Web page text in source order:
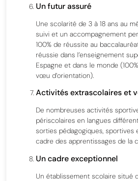
Un futur assuré
Une scolarité de 3 à 18 ans au
suivi et un accompagnement
100% de réussite au
réussie dans l’enseignement
Espagne et dans le monde
vœu d’orientation).
Activités extrascolaires et
De nombreuses activités
périscolaires en langues
sorties pédagogiques, sportives
cadre des apprentissages de la
Un cadre exceptionnel
Un établissement scolaire situé